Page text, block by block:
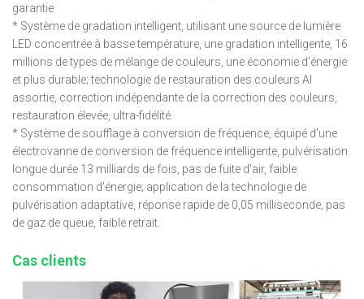
garantie
* Système de gradation intelligent, utilisant une source de lumière
LED concentrée à basse température, une gradation intelligente, 16
millions de types de mélange de couleurs, une économie d'énergie
et plus durable; technologie de restauration des couleurs AI
assortie, correction indépendante de la correction des couleurs,
restauration élevée, ultra-fidélité.
* Système de soufflage à conversion de fréquence, équipé d'une
électrovanne de conversion de fréquence intelligente, pulvérisation
longue durée 13 milliards de fois, pas de fuite d'air, faible
consommation d'énergie; application de la technologie de
pulvérisation adaptative, réponse rapide de 0,05 milliseconde, pas
de gaz de queue, faible retrait.
Cas clients